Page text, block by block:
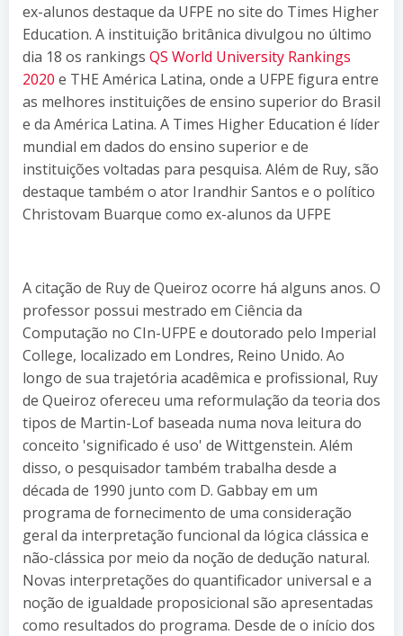
ex-alunos destaque da UFPE no site do Times Higher
Education. A instituição britânica divulgou no último
dia 18 os rankings QS World University Rankings
2020 e THE América Latina, onde a UFPE figura entre
as melhores instituições de ensino superior do Brasil
e da América Latina. A Times Higher Education é líder
mundial em dados do ensino superior e de
instituições voltadas para pesquisa. Além de Ruy, são
destaque também o ator Irandhir Santos e o político
Christovam Buarque como ex-alunos da UFPE
A citação de Ruy de Queiroz ocorre há alguns anos. O
professor possui mestrado em Ciência da
Computação no CIn-UFPE e doutorado pelo Imperial
College, localizado em Londres, Reino Unido. Ao
longo de sua trajetória acadêmica e profissional, Ruy
de Queiroz ofereceu uma reformulação da teoria dos
tipos de Martin-Lof baseada numa nova leitura do
conceito 'significado é uso' de Wittgenstein. Além
disso, o pesquisador também trabalha desde a
década de 1990 junto com D. Gabbay em um
programa de fornecimento de uma consideração
geral da interpretação funcional da lógica clássica e
não-clássica por meio da noção de dedução natural.
Novas interpretações do quantificador universal e a
noção de igualdade proposicional são apresentadas
como resultados do programa. Desde de o início dos